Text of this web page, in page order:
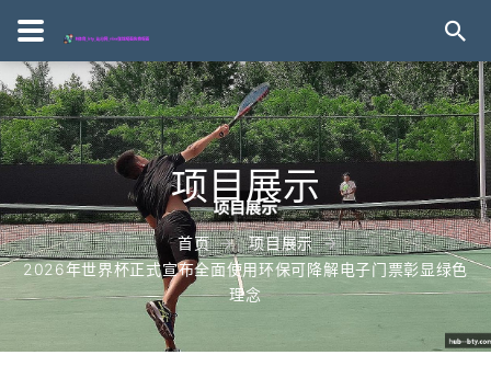
项目展示
首页
项目展示
2026年世界杯正式宣布全面使用环保可降解电子门票彰显绿色
理念